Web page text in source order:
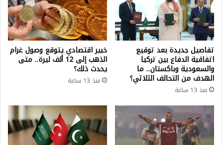
تفاصيل جديدة بعد توقيع
اتفاقية الدفاع بين تركيا
والسعودية وباكستان.. ما
الهدف من التحالف الثلاثي؟
منذ 13 ساعة
خبير اقتصادي يتوقع وصول غرام
الذهب إلى 12 ألف ليرة.. متى
يحدث ذلك؟
منذ 13 ساعة